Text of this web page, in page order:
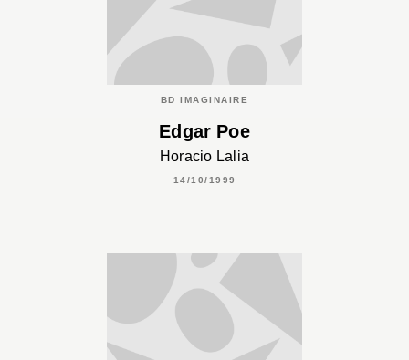
BD IMAGINAIRE
Edgar Poe
Horacio Lalia
14/10/1999